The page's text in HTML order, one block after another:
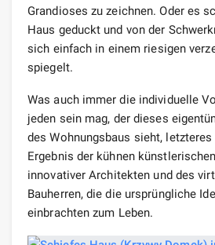
Grandioses zu zeichnen. Oder es
Haus geduckt und von der
sich einfach in einem riesigen
spiegelt.
Was auch immer die individuelle
jeden sein mag, der dieses
des Wohnungsbaus sieht,
Ergebnis der kühnen
innovativer Architekten und des
Bauherren, die die ursprüngliche
einbrachten zum Leben.